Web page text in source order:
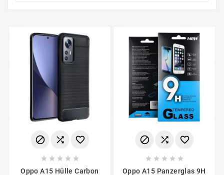
  
    
Oppo A15 Hülle Carbon
  
    
Oppo A15 Panzerglas 9H